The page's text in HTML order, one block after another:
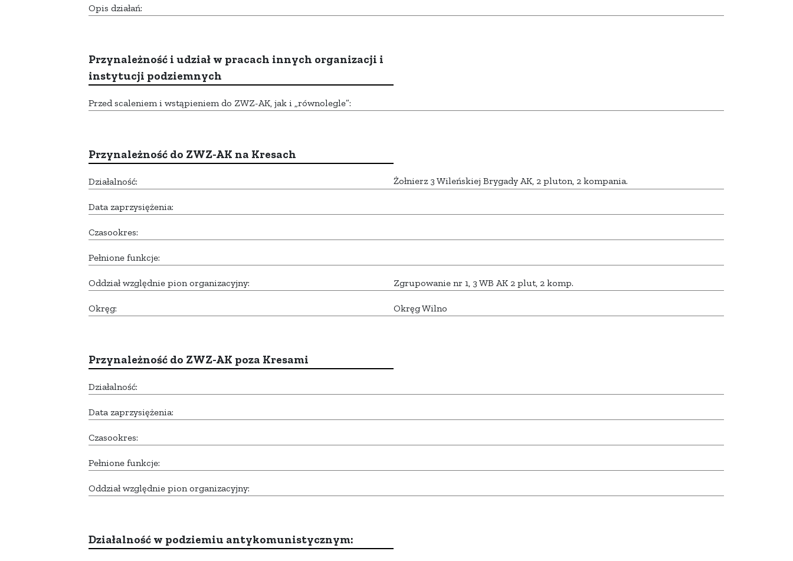
Opis działań:
Przynależność i udział w pracach innych organizacji i
instytucji podziemnych
Przed scaleniem i wstąpieniem do ZWZ-AK, jak i „równolegle”:
Przynależność do ZWZ-AK na Kresach
Działalność: Żołnierz 3 Wileńskiej Brygady AK, 2 pluton, 2 kompania.
Data zaprzysiężenia:
Czasookres:
Pełnione funkcje:
Oddział względnie pion organizacyjny: Zgrupowanie nr 1, 3 WB AK 2 plut, 2 komp.
Okręg: Okręg Wilno
Przynależność do ZWZ-AK poza Kresami
Działalność:
Data zaprzysiężenia:
Czasookres:
Pełnione funkcje:
Oddział względnie pion organizacyjny:
Działalność w podziemiu antykomunistycznym: